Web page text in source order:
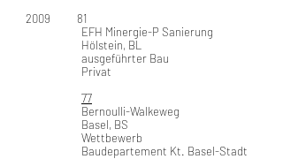
2009 81
EFH Minergie-P Sanierung
Hölstein, BL
ausgeführter Bau
Privat
77
Bernoulli-Walkeweg
Basel, BS
Wettbewerb
Baudepartement Kt. Basel-Stadt